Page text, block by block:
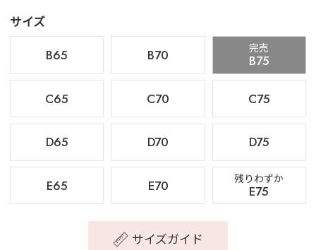
サイズ
B65
B70 完売
B75
C65 C70 C75
D65 D70 D75
E65 E70 残りわずか
E75
サイズガイド